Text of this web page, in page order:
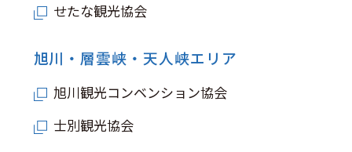
せたな観光協会
旭川・層雲峡・天人峡エリア
旭川観光コンベンション協会
士別観光協会